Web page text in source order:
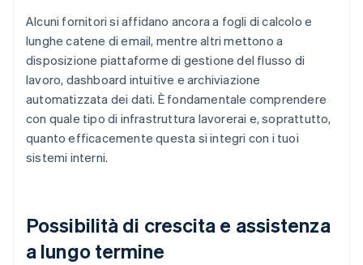
Alcuni fornitori si affidano ancora a fogli di calcolo e
lunghe catene di email, mentre altri mettono a
disposizione piattaforme di gestione del flusso di
lavoro, dashboard intuitive e archiviazione
automatizzata dei dati. È fondamentale comprendere
con quale tipo di infrastruttura lavorerai e, soprattutto,
quanto efficacemente questa si integri con i tuoi
sistemi interni.
Possibilità di crescita e assistenza
a lungo termine